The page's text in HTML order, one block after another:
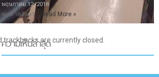
trackbacks are currently closed.
พฤษภาคม 12, 2018
พบศาลจังหว … Read More »
ความเห็นล่าสุด